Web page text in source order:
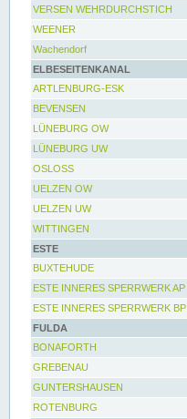
VERSEN WEHRDURCHSTICH
WEENER
Wachendorf
ELBESEITENKANAL
ARTLENBURG-ESK
BEVENSEN
LÜNEBURG OW
LÜNEBURG UW
OSLOSS
UELZEN OW
UELZEN UW
WITTINGEN
ESTE
BUXTEHUDE
ESTE INNERES SPERRWERK AP
ESTE INNERES SPERRWERK BP
FULDA
BONAFORTH
GREBENAU
GUNTERSHAUSEN
ROTENBURG